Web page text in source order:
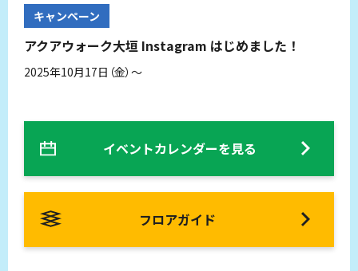
キャンペーン
アクアウォーク大垣 Instagram はじめました！
2025年10月17日（金）～
イベントカレンダーを見る
フロアガイド